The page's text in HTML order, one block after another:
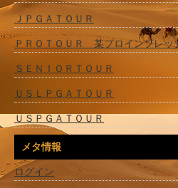
ＪＰＧＡＴＯＵＲ
ＰＲＯＴＯＵＲ 某プロインプレッ
ＳＥＮＩＯＲＴＯＵＲ
ＵＳＬＰＧＡＴＯＵＲ
ＵＳＰＧＡＴＯＵＲ
メタ情報
ログイン